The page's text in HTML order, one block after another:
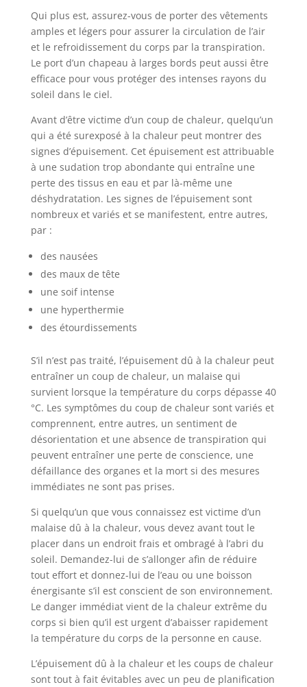
Qui plus est, assurez-vous de porter des vêtements
amples et légers pour assurer la circulation de l’air
et le refroidissement du corps par la transpiration.
Le port d’un chapeau à larges bords peut aussi être
efficace pour vous protéger des intenses rayons du
soleil dans le ciel.
Avant d’être victime d’un coup de chaleur, quelqu’un
qui a été surexposé à la chaleur peut montrer des
signes d’épuisement. Cet épuisement est attribuable
à une sudation trop abondante qui entraîne une
perte des tissus en eau et par là-même une
déshydratation. Les signes de l’épuisement sont
nombreux et variés et se manifestent, entre autres,
par :
des nausées
des maux de tête
une soif intense
une hyperthermie
des étourdissements
S’il n’est pas traité, l’épuisement dû à la chaleur peut
entraîner un coup de chaleur, un malaise qui
survient lorsque la température du corps dépasse 40
°C. Les symptômes du coup de chaleur sont variés et
comprennent, entre autres, un sentiment de
désorientation et une absence de transpiration qui
peuvent entraîner une perte de conscience, une
défaillance des organes et la mort si des mesures
immédiates ne sont pas prises.
Si quelqu’un que vous connaissez est victime d’un
malaise dû à la chaleur, vous devez avant tout le
placer dans un endroit frais et ombragé à l’abri du
soleil. Demandez-lui de s’allonger afin de réduire
tout effort et donnez-lui de l’eau ou une boisson
énergisante s’il est conscient de son environnement.
Le danger immédiat vient de la chaleur extrême du
corps si bien qu’il est urgent d’abaisser rapidement
la température du corps de la personne en cause.
L’épuisement dû à la chaleur et les coups de chaleur
sont tout à fait évitables avec un peu de planification